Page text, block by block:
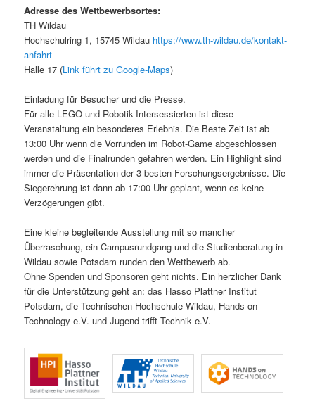
Adresse des Wettbewerbsortes:
TH Wildau
Hochschulring 1, 15745 Wildau https://www.th-wildau.de/kontakt-
anfahrt
Halle 17 (Link führt zu Google-Maps)
Einladung für Besucher und die Presse.
Für alle LEGO und Robotik-Intersessierten ist diese
Veranstaltung ein besonderes Erlebnis. Die Beste Zeit ist ab
13:00 Uhr wenn die Vorrunden im Robot-Game abgeschlossen
werden und die Finalrunden gefahren werden. Ein Highlight sind
immer die Präsentation der 3 besten Forschungsergebnisse. Die
Siegerehrung ist dann ab 17:00 Uhr geplant, wenn es keine
Verzögerungen gibt.
Eine kleine begleitende Ausstellung mit so mancher
Überraschung, ein Campusrundgang und die Studienberatung in
Wildau sowie Potsdam runden den Wettbewerb ab.
Ohne Spenden und Sponsoren geht nichts. Ein herzlicher Dank
für die Unterstützung geht an: das Hasso Plattner Institut
Potsdam, die Technischen Hochschule Wildau, Hands on
Technology e.V. und Jugend trifft Technik e.V.